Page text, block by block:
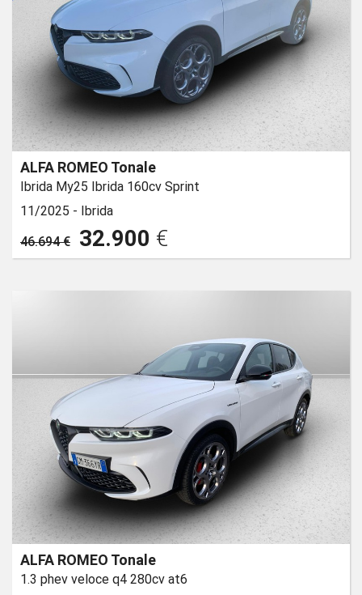
ALFA ROMEO Tonale
Ibrida My25 Ibrida 160cv Sprint
11/2025 - Ibrida
46.694 €
32.900 €
ALFA ROMEO Tonale
1.3 phev veloce q4 280cv at6